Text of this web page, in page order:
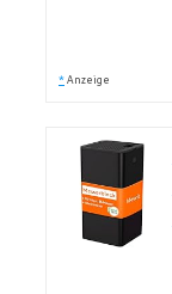
* Anzeige